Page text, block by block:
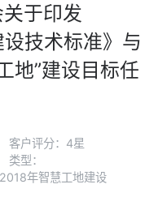
于印发
设技术标准》与
地”建设目标任
客户评分：4星
类型：
年智慧工地建设